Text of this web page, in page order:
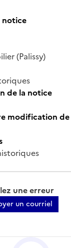
notice
(Palissy)
de la notice
modification
une erreur
un courriel